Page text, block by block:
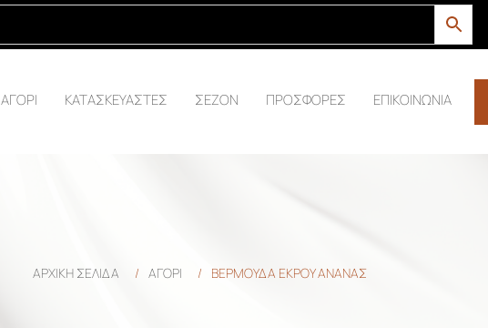
ΑΓΟΡΙ ΚΑΤΑΣΚΕΥΑΣΤΕΣ ΣΕΖΟΝ ΠΡΟΣΦΟΡΕΣ ΕΠΙΚΟΙΝΩΝΙΑ
ΑΡΧΙΚΉ ΣΕΛΊΔΑ / ΑΓΟΡΙ / ΒΕΡΜΟΥΔΑ ΕΚΡΟΥ ΑΝΑΝΑΣ